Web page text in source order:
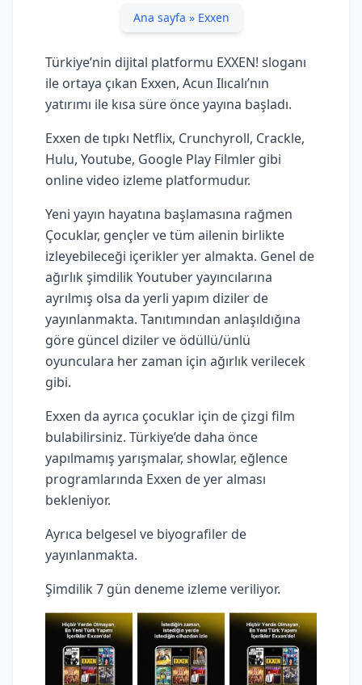
Ana sayfa » Exxen
Türkiye’nin dijital platformu EXXEN! sloganı
ile ortaya çıkan Exxen, Acun Ilıcalı’nın
yatırımı ile kısa süre önce yayına başladı.
Exxen de tıpkı Netflix, Crunchyroll, Crackle,
Hulu, Youtube, Google Play Filmler gibi
online video izleme platformudur.
Yeni yayın hayatına başlamasına rağmen
Çocuklar, gençler ve tüm ailenin birlikte
izleyebileceği içerikler yer almakta. Genel de
ağırlık şimdilik Youtuber yayıncılarına
ayrılmış olsa da yerli yapım diziler de
yayınlanmakta. Tanıtımından anlaşıldığına
göre güncel diziler ve ödüllü/ünlü
oyunculara her zaman için ağırlık verilecek
gibi.
Exxen da ayrıca çocuklar için de çizgi film
bulabilirsiniz. Türkiye’de daha önce
yapılmamış yarışmalar, showlar, eğlence
programlarında Exxen de yer alması
bekleniyor.
Ayrıca belgesel ve biyografiler de
yayınlanmakta.
Şimdilik 7 gün deneme izleme veriliyor.